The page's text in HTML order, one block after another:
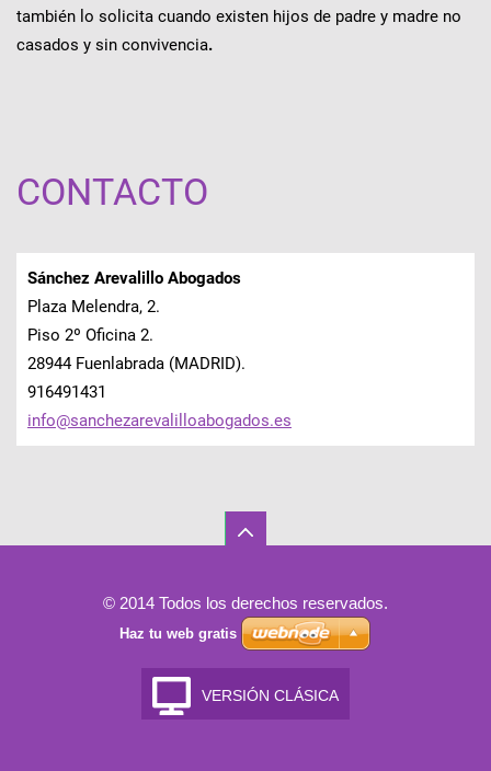
también lo solicita cuando existen hijos de padre y madre no
casados y sin convivencia.
CONTACTO
Sánchez Arevalillo Abogados
Plaza Melendra, 2.
Piso 2º Oficina 2.
28944 Fuenlabrada (MADRID).
916491431
info@sanchezarevalilloabogados.es
© 2014 Todos los derechos reservados.
Haz tu web gratis
VERSIÓN CLÁSICA